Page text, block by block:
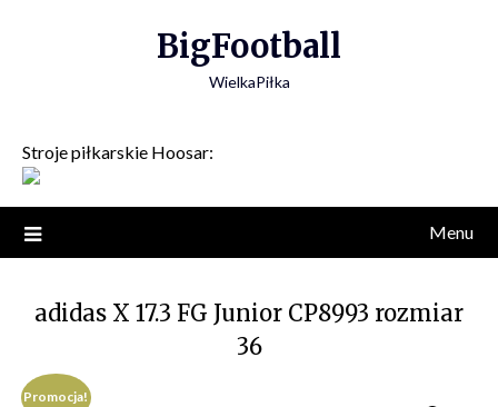
BigFootball
WielkaPiłka
Stroje piłkarskie Hoosar:
Menu
adidas X 17.3 FG Junior CP8993 rozmiar
36
Promocja!